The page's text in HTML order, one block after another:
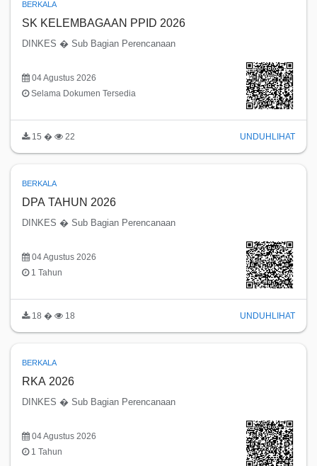
BERKALA
SK KELEMBAGAAN PPID 2026
DINKES � Sub Bagian Perencanaan
04 Agustus 2026
Selama Dokumen Tersedia
15 � 22 UNDUH LIHAT
BERKALA
DPA TAHUN 2026
DINKES � Sub Bagian Perencanaan
04 Agustus 2026
1 Tahun
18 � 18 UNDUH LIHAT
BERKALA
RKA 2026
DINKES � Sub Bagian Perencanaan
04 Agustus 2026
1 Tahun